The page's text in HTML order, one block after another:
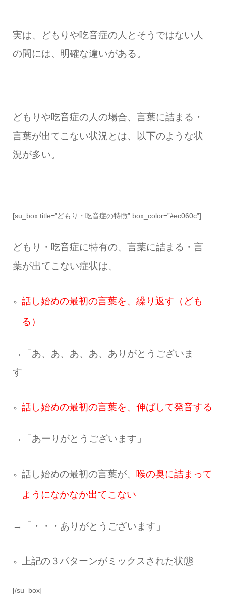
実は、どもりや吃音症の人とそうではない人
の間には、明確な違いがある。
どもりや吃音症の人の場合、言葉に詰まる・
言葉が出てこない状況とは、以下のような状
況が多い。
[su_box title=”どもり・吃音症の特徴” box_color=”#ec060c”]
どもり・吃音症に特有の、言葉に詰まる・言
葉が出てこない症状は、
話し始めの最初の言葉を、繰り返す（ども
る）
→「あ、あ、あ、あ、ありがとうございま
す」
話し始めの最初の言葉を、伸ばして発音する
→「あーりがとうございます」
話し始めの最初の言葉が、喉の奥に詰まって
ようになかなか出てこない
→「・・・ありがとうございます」
上記の３パターンがミックスされた状態
[/su_box]